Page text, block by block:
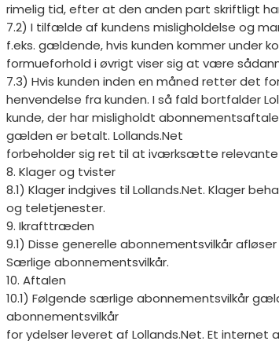
rimelig tid, efter at den anden part skriftligt
7.2) I tilfælde af kundens misligholdelse og
f.eks. gældende, hvis kunden kommer under
formueforhold i øvrigt viser sig at være
7.3) Hvis kunden inden en måned retter det
henvendelse fra kunden. I så fald bortfalder
kunde, der har misligholdt
gælden er betalt. Lollands.Net
forbeholder sig ret til at iværksætte relevante
8. Klager og tvister
8.1) Klager indgives til Lollands.Net. Klager
og teletjenester.
9. Ikrafttræden
9.1) Disse generelle abonnementsvilkår
Særlige abonnementsvilkår.
10. Aftalen
10.1) Følgende særlige abonnementsvilkår
abonnementsvilkår
for ydelser leveret af Lollands.Net. Et